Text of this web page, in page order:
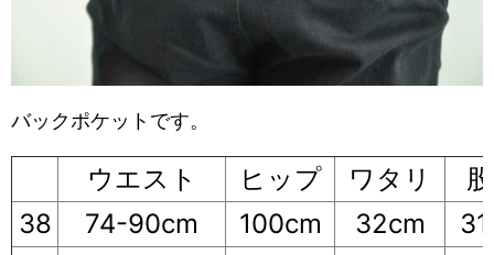
バックポケットです。
ウエスト ヒップ ワタリ
38
74-90cm 100cm 32cm